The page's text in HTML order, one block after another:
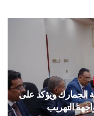
الجمارك ويؤكد على
التهريب